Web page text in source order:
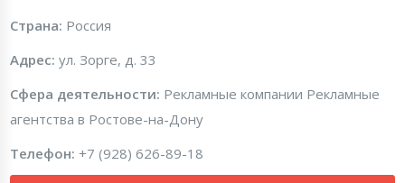
Страна: Россия
Адрес: ул. Зорге, д. 33
Сфера деятельности: Рекламные компании Рекламные
агентства в Ростове-на-Дону
Телефон: +7 (928) 626-89-18